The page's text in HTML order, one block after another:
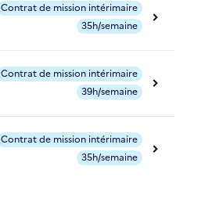
Contrat de mission intérimaire
35h/semaine
Contrat de mission intérimaire
39h/semaine
Contrat de mission intérimaire
35h/semaine